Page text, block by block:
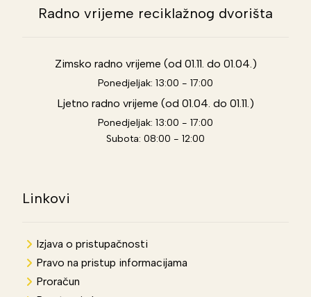
Radno vrijeme reciklažnog dvorišta
Zimsko radno vrijeme (od 01.11. do 01.04.)
Ponedjeljak: 13:00 - 17:00
Ljetno radno vrijeme (od 01.04. do 01.11.)
Ponedjeljak: 13:00 - 17:00
Subota: 08:00 - 12:00
Linkovi
Izjava o pristupačnosti
Pravo na pristup informacijama
Proračun